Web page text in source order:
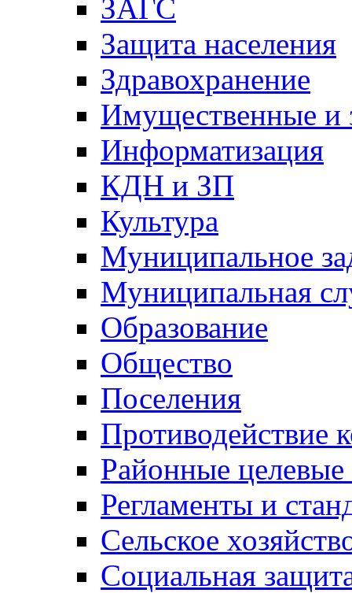
ЗАГС
Защита населения
Здравохранение
Имущественные и
Информатизация
КДН и ЗП
Культура
Муниципальное
Муниципальная
Образование
Общество
Поселения
Противодействие
Районные
Регламенты и
Сельское
Социальная